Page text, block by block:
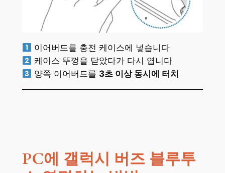
이어버드를 충전 케이스에 넣습니다
케이스 뚜껑을 닫았다가 다시 엽니다
양쪽 이어버드를 3초 이상 동시에 터치
PC에 갤럭시 버즈 블루투